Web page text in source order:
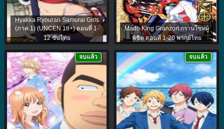
Hyakka Ryouran Samurai Girls
(ภาค 1) (UNCEN 18+) ตอนที่ 1-
12 ซับไทย
Mado King Granzort กรานโซทผู้
พิชิต ตอนที่ 1-20 พากย์ไทย
จบแล้ว จบแล้ว